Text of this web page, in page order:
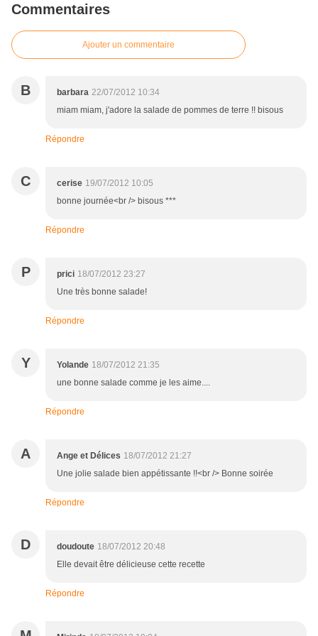
Commentaires
Ajouter un commentaire
B barbara 22/07/2012 10:34
miam miam, j'adore la salade de pommes de terre !! bisous
Répondre
C cerise 19/07/2012 10:05
bonne journée<br /> bisous ***
Répondre
P prici 18/07/2012 23:27
Une très bonne salade!
Répondre
Y Yolande 18/07/2012 21:35
une bonne salade comme je les aime....
Répondre
A Ange et Délices 18/07/2012 21:27
Une jolie salade bien appétissante !!<br /> Bonne soirée
Répondre
D doudoute 18/07/2012 20:48
Elle devait être délicieuse cette recette
Répondre